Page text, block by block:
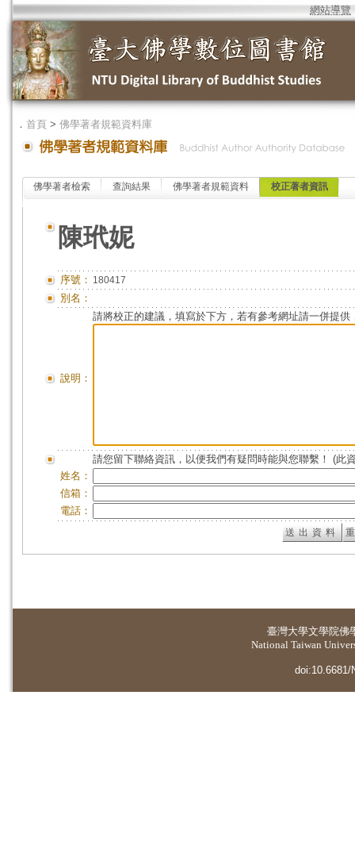
網站導覽
． 首頁 > 佛學著者規範資料庫
佛學著者檢索 查詢結果 佛學著者規範資料 校正著者資訊
陳玳妮
序號： 180417
別名：
說明：
請將校正的建議，填寫於下方，若有參考網址請一併提供
請您留下聯絡資訊，以便我們有疑問時能與您聯繫！ (此
姓名：
信箱：
電話：
臺灣大學文學院佛
National Taiwan
doi:10.6681/